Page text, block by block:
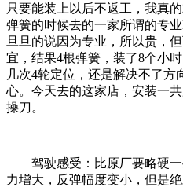
只要能装上以后不返工，我真
弹簧的时候去的一家所谓的专
旦旦的说因为专业，所以贵，
宜，结果4根弹簧，装了8个小
几次4轮定位，还是解决不了方
心。今天去的这家店，安装一
操刀。
驾驶感受：比原厂要略硬一
力增大，反弹幅度变小，但是